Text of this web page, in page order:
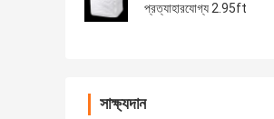
প্রত্যাহারযোগ্য 2.95ft
সাক্ষ্যদান